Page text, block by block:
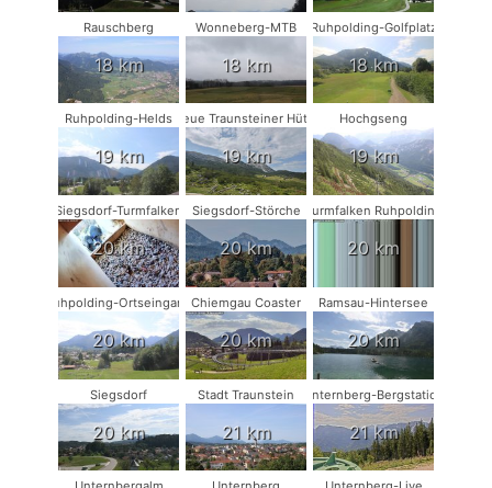
Rauschberg
18 km
Wonneberg-MTB
18 km
Ruhpolding-Golfplatz
18 km
Ruhpolding-Helds
19 km
Neue Traunsteiner Hütte
19 km
Hochgseng
19 km
Siegsdorf-Turmfalken
20 km
Siegsdorf-Störche
20 km
Turmfalken Ruhpolding
20 km
Ruhpolding-Ortseingang
20 km
Chiemgau Coaster
20 km
Ramsau-Hintersee
20 km
Siegsdorf
20 km
Stadt Traunstein
21 km
Unternberg-Bergstation
21 km